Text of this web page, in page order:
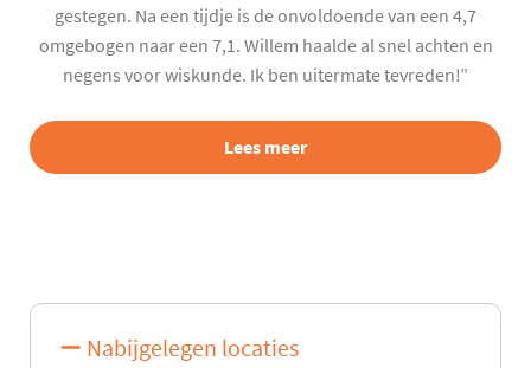
gestegen. Na een tijdje is de onvoldoende van een 4,7
omgebogen naar een 7,1. Willem haalde al snel achten en
negens voor wiskunde. Ik ben uitermate tevreden!”
Lees meer
Nabijgelegen locaties